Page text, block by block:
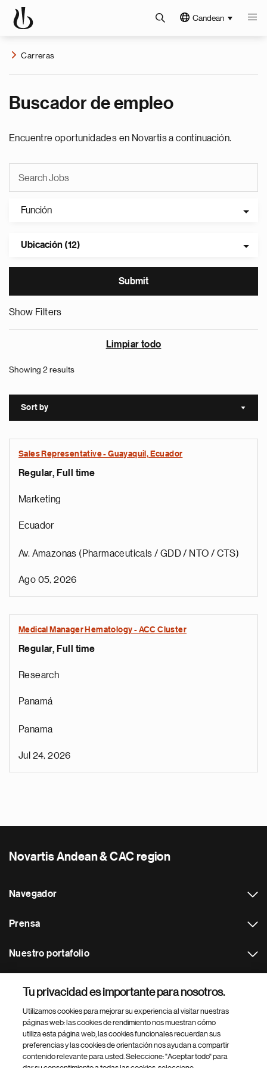
Candean
Carreras
Buscador de empleo
Encuentre oportunidades en Novartis a continuación.
Función
Ubicación (12)
Show Filters
Limpiar todo
Showing 2 results
Sort by Sort
Sales Representative - Guayaquil, Ecuador
Regular, Full time
Marketing
Ecuador
Av. Amazonas (Pharmaceuticals / GDD / NTO / CTS)
Ago 05, 2026
Medical Manager Hematology - ACC Cluster
Regular, Full time
Research
Panamá
Panama
Jul 24, 2026
Novartis Andean & CAC region
Navegador
Prensa
Nuestro portafolio
Footer Site Search
Tu privacidad es importante para nosotros.
Utilizamos cookies para mejorar su experiencia al visitar nuestras
páginas web: las cookies de rendimiento nos muestran cómo
utiliza esta página web, las cookies funcionales recuerdan sus
preferencias y las cookies de orientación nos ayudan a compartir
contenido relevante para usted. Seleccione: "Aceptar todo" para